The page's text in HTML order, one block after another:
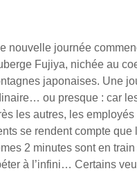
nouvelle journée
Fujiya, nichée au
japonaises. Une
ou presque : car
les autres, les employés
se rendent compte que
2 minutes sont en
à l’infini… Certains